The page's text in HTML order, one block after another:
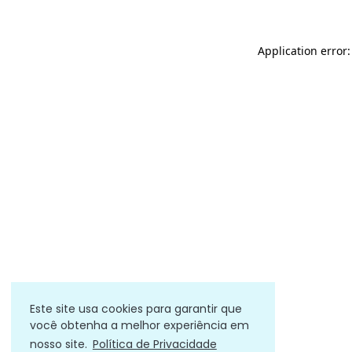
Este site usa cookies para garantir que
você obtenha a melhor experiência em
nosso site. Política de Privacidade
Application